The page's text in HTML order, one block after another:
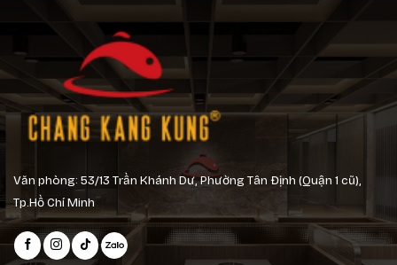
Văn phòng: 53/13 Trần Khánh Dư, Phường Tân Định (Quận 1 cũ),
Tp.Hồ Chí Minh